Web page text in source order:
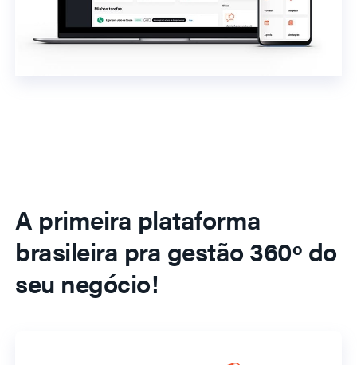
A primeira plataforma
brasileira pra gestão 360º do
seu negócio!